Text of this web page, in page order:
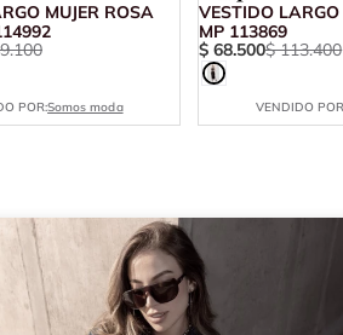
MUJER ROSA
.100
POR:Somos moda
VESTIDO LARGO
MP 113869
$ 68.500$ 113.400
VENDIDO